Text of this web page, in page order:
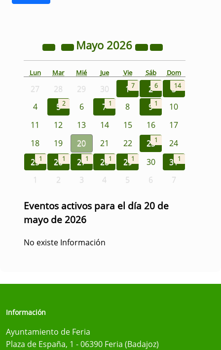
Mayo 2026
Lun Mar Mié Jue Vie Sáb Dom
27 28 29 30 17 26 314
4 52 6 7 1 8 9 1
10
11
12 13 14 15 16
17
18
19 20 21 22 231
24
251 261 271 281 291 30 311
1 2 3 4 5 6 7
Eventos activos para el día 20 de
mayo de 2026
No existe Información
Información
Ayuntamiento de Feria
Plaza de España, 1 - 06390 Feria (Badajoz)